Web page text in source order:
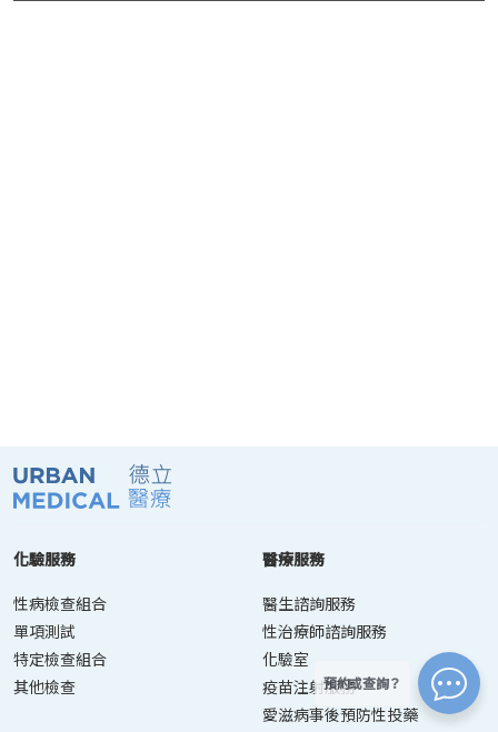
化驗服務
性病檢查組合
單項測試
特定檢查組合
其他檢查
醫療服務
醫生諮詢服務
性治療師諮詢服務
化驗室
疫苗注射服務
愛滋病事後預防性投藥
預約或查詢？